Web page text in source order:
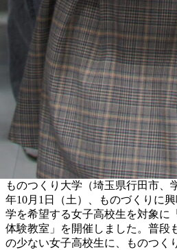
ものつくり大学（埼玉県行田市、
年10月1日（土）、ものづくりに
学を希望する女子高校生を対象に
体験教室」を開催しました。普段
の少ない女子高校生に、ものつく